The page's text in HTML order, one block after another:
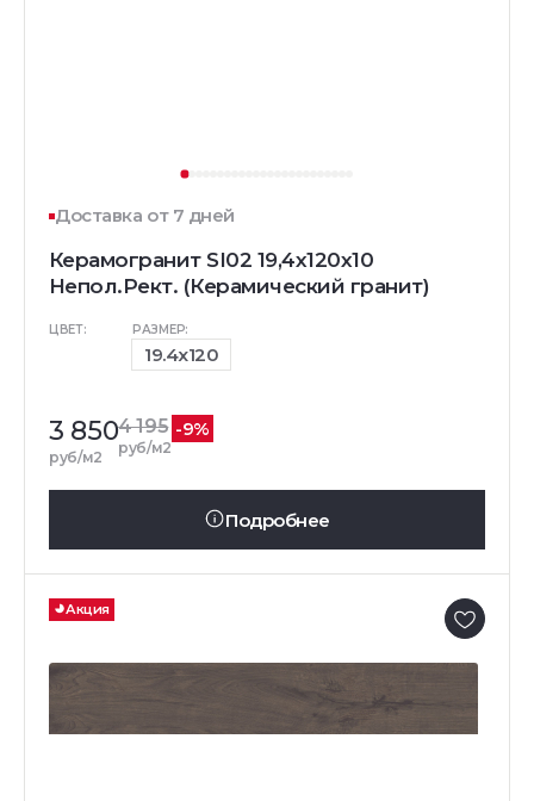
Доставка от 7 дней
Керамогранит SI02 19,4х120х10
Непол.Рект. (Керамический гранит)
ЦВЕТ: РАЗМЕР:
19.4x120
3 850
руб/м2
4 195
руб/м2
-9%
Подробнее
Акция